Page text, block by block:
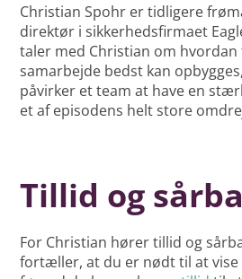
Christian Spohr er tidligere
direktør i sikkerhedsfirmaet
taler med Christian om
samarbejde bedst kan
påvirker et team at have en
et af episodens helt store
Tillid og
For Christian hører tillid og
fortæller, at du er nødt til at vise